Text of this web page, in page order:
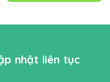
nhật liên tục